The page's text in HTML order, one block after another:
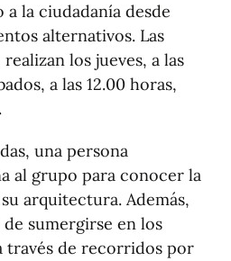
la ciudadanía desde
alternativos. Las
los jueves, a las
a las 12.00 horas,
una persona
al grupo para conocer la
arquitectura. Además,
sumergirse en los
través de recorridos por